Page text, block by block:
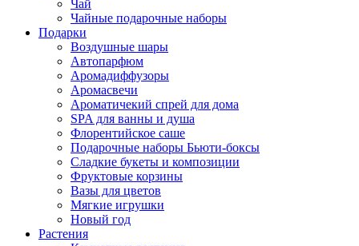
Чай
Чайные подарочные наборы
Подарки
Воздушные шары
Автопарфюм
Аромадиффузоры
Аромасвечи
Ароматичекий спрей для дома
SPA для ванны и душа
Флорентийское саше
Подарочные наборы Бьюти-боксы
Сладкие букеты и композиции
Фруктовые корзины
Вазы для цветов
Мягкие игрушки
Новый год
Растения